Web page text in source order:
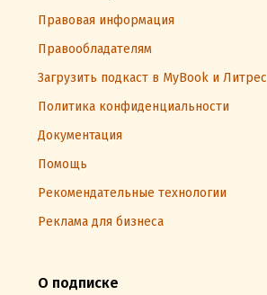
Правовая информация
Правообладателям
Загрузить подкаст в MyBook и Литрес
Политика конфиденциальности
Документация
Помощь
Рекомендательные технологии
Реклама для бизнеса
О подписке